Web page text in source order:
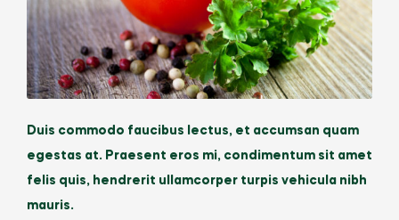
Duis commodo faucibus lectus, et accumsan quam
egestas at. Praesent eros mi, condimentum sit amet
felis quis, hendrerit ullamcorper turpis vehicula nibh
mauris.